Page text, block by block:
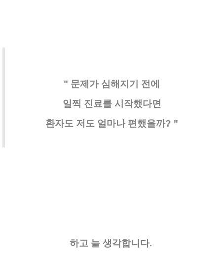
" 문제가 심해지기 전에
일찍 진료를 시작했다면
환자도 저도 얼마나 편했을까? "
하고 늘 생각합니다.